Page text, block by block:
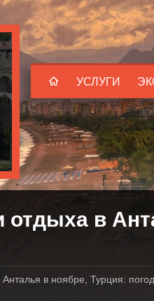
УСЛУГИ
отдыха в
Анталья в ноябре, Турция: